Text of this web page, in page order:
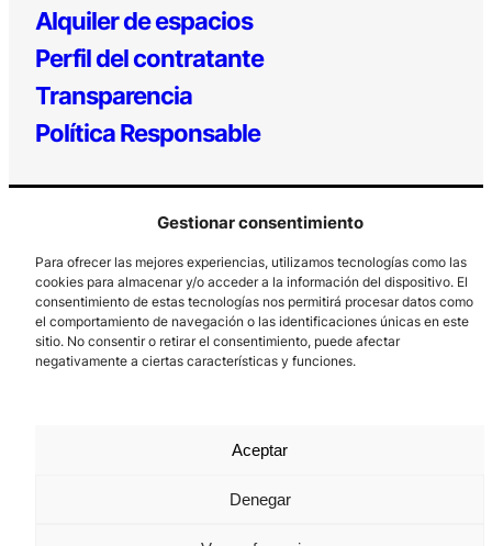
Gestionar consentimiento
Para ofrecer las mejores experiencias, utilizamos tecnologías como las
cookies para almacenar y/o acceder a la información del dispositivo. El
consentimiento de estas tecnologías nos permitirá procesar datos como
el comportamiento de navegación o las identificaciones únicas en este
sitio. No consentir o retirar el consentimiento, puede afectar
negativamente a ciertas características y funciones.
Aceptar
Denegar
Alquiler de espacios
Perfil del contratante
Transparencia
Política Responsable
Los Prados, 121 – 33203 Gijón
985 185 577 – info@laboralcentrodearte.org